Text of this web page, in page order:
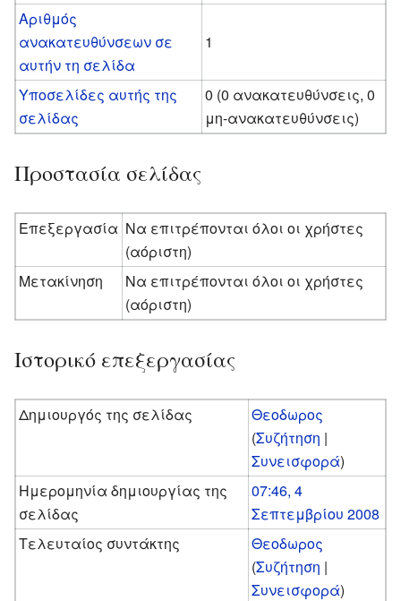
Αριθμός
ανακατευθύνσεων σε
αυτήν τη σελίδα
1
Υποσελίδες αυτής της
σελίδας
0 (0 ανακατευθύνσεις, 0
μη-ανακατευθύνσεις)
Προστασία σελίδας
Επεξεργασία Να επιτρέπονται όλοι οι χρήστες
(αόριστη)
Μετακίνηση
Να επιτρέπονται όλοι οι χρήστες
(αόριστη)
Ιστορικό επεξεργασίας
Δημιουργός της σελίδας
Θεοδωρος
(Συζήτηση |
Συνεισφορά)
Ημερομηνία δημιουργίας της
σελίδας
07:46, 4
Σεπτεμβρίου 2008
Τελευταίος συντάκτης
Θεοδωρος
(Συζήτηση |
Συνεισφορά)